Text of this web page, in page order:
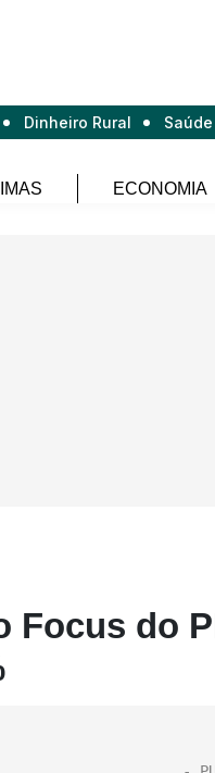
Dinheiro Rural Saúde
ECONOMIA
Focus do